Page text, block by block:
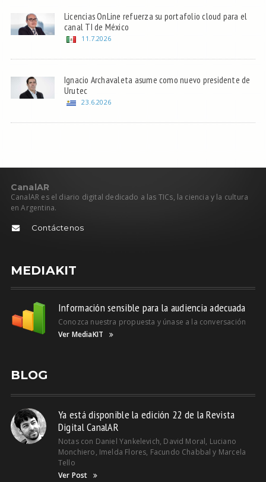
Licencias OnLine refuerza su portafolio cloud para el
canal TI de México
11.7.2026
Ignacio Archavaleta asume como nuevo presidente de
Urutec
23.6.2026
CanalAR
CanalAR es el diario digital dedicado a las TICs, la ciencia y la cultura
en Argentina.
Contáctenos
MEDIAKIT
Información sensible para la audiencia adecuada
Conozca nuestra propuesta y únase a la conversación
Ver MediaKIT
BLOG
Ya está disponible la edición 22 de la Revista
Digital CanalAR
Notas con Daniel Yankelevich, David Moral, Luciano
Monchiero, Imelda Flores, Facundo Chabbal y Marcela
Tello
Ver Post